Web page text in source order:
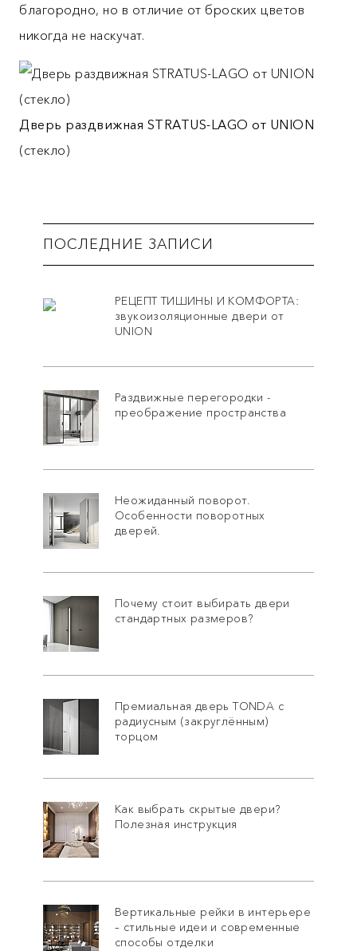
благородно, но в отличие от броских цветов
никогда не наскучат.
Дверь раздвижная STRATUS-LAGO от UNION
(стекло)
ПОСЛЕДНИЕ ЗАПИСИ
РЕЦЕПТ ТИШИНЫ И КОМФОРТА:
звукоизоляционные двери от
UNION
Раздвижные перегородки -
преображение пространства
Неожиданный поворот.
Особенности поворотных
дверей.
Почему стоит выбирать двери
стандартных размеров?
Премиальная дверь TONDA с
радиусным (закруглённым)
торцом
Как выбрать скрытые двери?
Полезная инструкция
Вертикальные рейки в интерьере
– стильные идеи и современные
способы отделки